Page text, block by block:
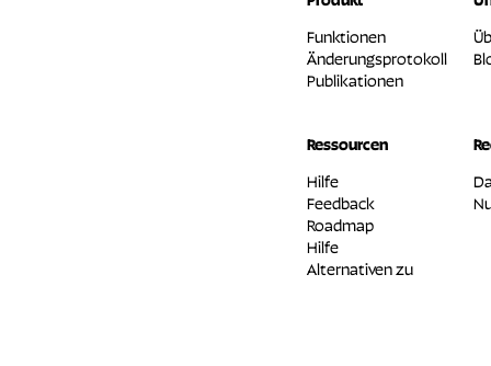
Funktionen
Änderungsprotokoll
Publikationen
Ressourcen
Hilfe
Feedback
Roadmap
Hilfe
Alternativen zu